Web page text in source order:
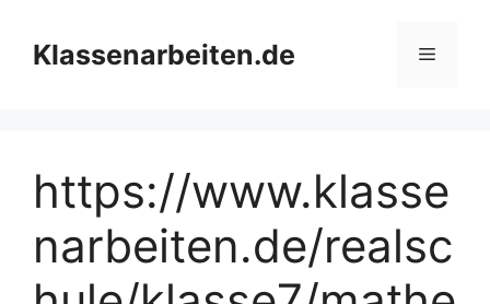
Inhalt
springenKlassenarbeiten.de Menü
https://www.klasse
narbeiten.de/realsc